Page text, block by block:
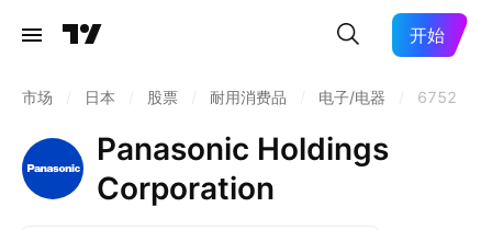
开始
市场 日本 股票 耐用消费品 电子/电器 6752
Panasonic Holdings
Corporation